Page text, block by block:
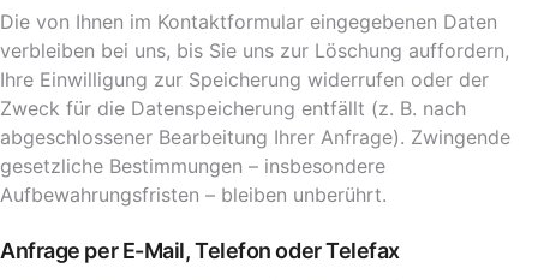
Die von Ihnen im Kontaktformular eingegebenen Daten
verbleiben bei uns, bis Sie uns zur Löschung auffordern,
Ihre Einwilligung zur Speicherung widerrufen oder der
Zweck für die Datenspeicherung entfällt (z. B. nach
abgeschlossener Bearbeitung Ihrer Anfrage). Zwingende
gesetzliche Bestimmungen – insbesondere
Aufbewahrungsfristen – bleiben unberührt.
Anfrage per E-Mail, Telefon oder Telefax